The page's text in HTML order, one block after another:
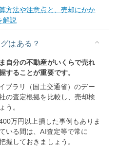
方法や注意点と、売却にかか
解説
はある？
自分の不動産がいくらで売れ
することが重要です。
ブラリ（国土交通省）のデー
の査定根拠を比較し、売却検
う。
万円以上損した事例もありま
いる間は、AI査定等で常に
握しておきましょう。